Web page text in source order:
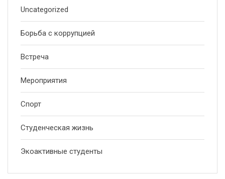
Uncategorized
Борьба с коррупцией
Встреча
Мероприятия
Спорт
Студенческая жизнь
Экоактивные студенты